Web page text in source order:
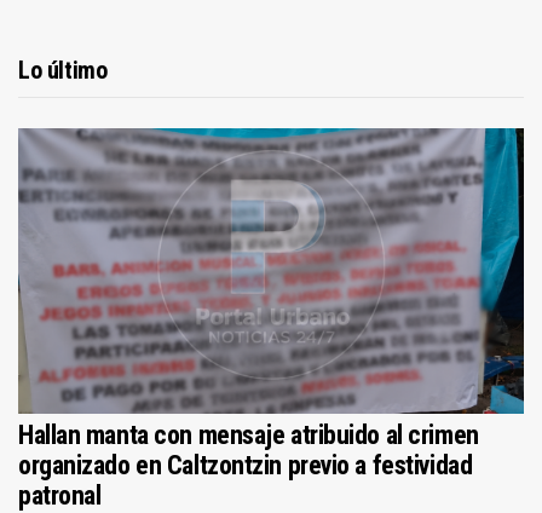
Lo último
Hallan manta con mensaje atribuido al crimen
organizado en Caltzontzin previo a festividad
patronal